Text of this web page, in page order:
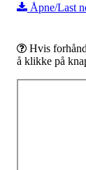
Åpne/Last
Hvis
å klikke på